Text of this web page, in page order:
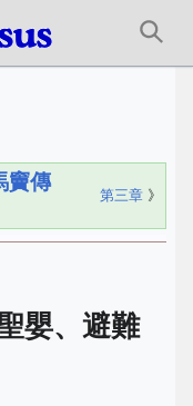
竇傳
第三章 》
嬰、避難